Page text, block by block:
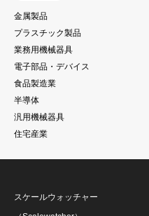
金属製品
プラスチック製品
業務用機械器具
電子部品・デバイス
食品製造業
半導体
汎用機械器具
住宅産業
スケールウォッチャー